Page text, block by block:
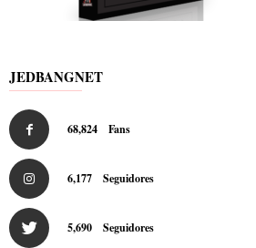
JEDBANGNET
68,824 Fans
6,177 Seguidores
5,690 Seguidores